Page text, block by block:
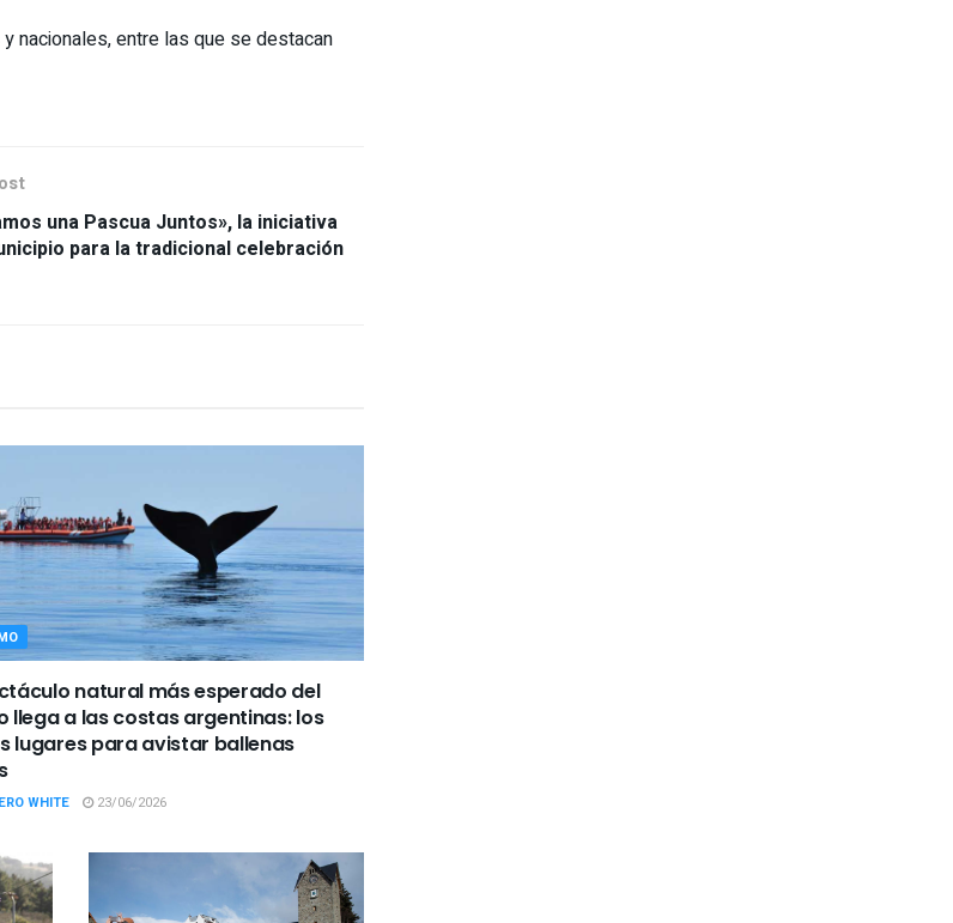
nacionales, entre las que se destacan
una Pascua Juntos», la iniciativa
para la tradicional celebración
natural más esperado del
llega a las costas argentinas: los
lugares para avistar ballenas
WHITE 23/06/2026